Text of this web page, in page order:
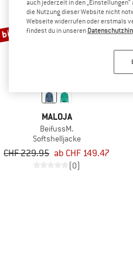
bis 35%
MALOJA
BeifussM.
Softshelljacke
CHF 229.95 ab CHF 149.47
(0)
auch jederzeit in den
die Nutzung dieser Website nicht
Webseite widerrufen oder erstmals
findest du in unseren